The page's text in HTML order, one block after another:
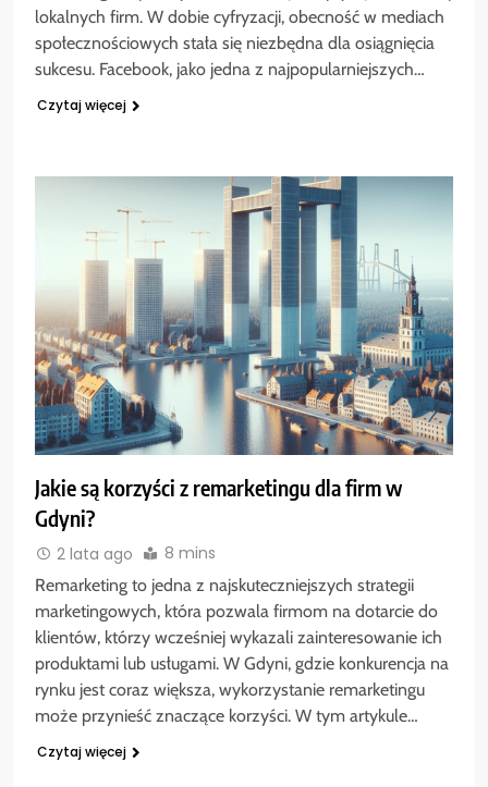
lokalnych firm. W dobie cyfryzacji, obecność w mediach
społecznościowych stała się niezbędna dla osiągnięcia
sukcesu. Facebook, jako jedna z najpopularniejszych…
Czytaj więcej
Jakie są korzyści z remarketingu dla firm w
Gdyni?
2 lata ago 8 mins
Remarketing to jedna z najskuteczniejszych strategii
marketingowych, która pozwala firmom na dotarcie do
klientów, którzy wcześniej wykazali zainteresowanie ich
produktami lub usługami. W Gdyni, gdzie konkurencja na
rynku jest coraz większa, wykorzystanie remarketingu
może przynieść znaczące korzyści. W tym artykule…
Czytaj więcej